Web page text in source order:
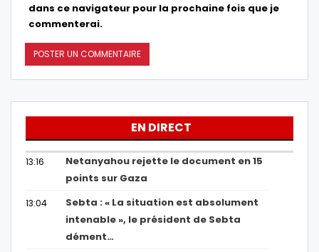
dans ce navigateur pour la prochaine fois que je
commenterai.
EN DIRECT
13:16
Netanyahou rejette le document en 15
points sur Gaza
13:04
Sebta : « La situation est absolument
intenable », le président de Sebta
dément…